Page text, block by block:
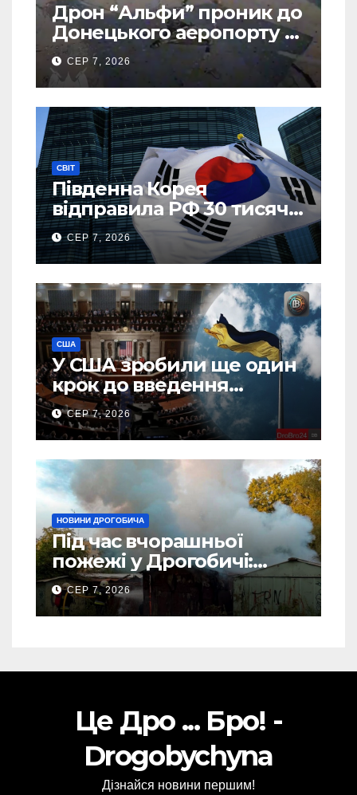
Дрон “Альфи” проник до
Донецького аеропорту та
спалив “Шахед” ще до
запуску
СЕР 7, 2026
СВІТ
Південна Корея
відправила РФ 30 тисяч
тонн авіапалива
СЕР 7, 2026
США
У США зробили ще один
крок до введення
“пекельних санкцій”
проти Росії
СЕР 7, 2026
НОВИНИ ДРОГОБИЧА
Під час вчорашньої
пожежі у Дрогобичі:
“врятовано” 4 гаражі
(Відео)
СЕР 7, 2026
Це Дро ... Бро! -
Drogobychyna
Дізнайся новини першим!